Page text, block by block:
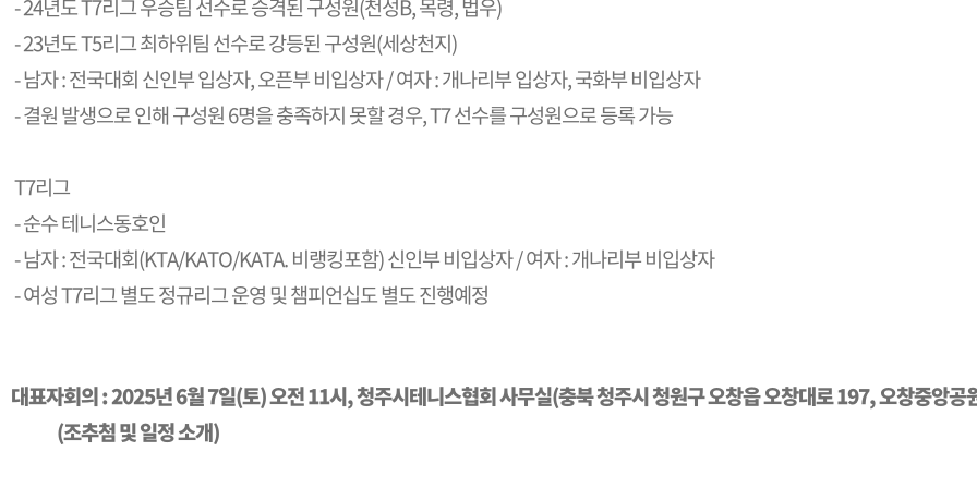
- 24년도 T7리그 우승팀 선수로 승격된 구성원(천성B, 목령, 법우)
- 23년도 T5리그 최하위팀 선수로 강등된 구성원(세상천지)
- 남자 : 전국대회 신인부 입상자, 오픈부 비입상자 / 여자 : 개나리부 입상자, 국화부 비입상자
- 결원 발생으로 인해 구성원 6명을 충족하지 못할 경우, T7 선수를 구성원으로 등록 가능
T7리그
- 순수 테니스동호인
- 남자 : 전국대회(KTA/KATO/KATA. 비랭킹포함) 신인부 비입상자 / 여자 : 개나리부 비입상자
- 여성 T7리그 별도 정규리그 운영 및 챔피언십도 별도 진행예정
대표자회의 : 2025년 6월 7일(토) 오전 11시, 청주시테니스협회 사무실(충북 청주시 청원구 오창읍 오창대로 197, 오창중앙공
(조추첨 및 일정 소개)